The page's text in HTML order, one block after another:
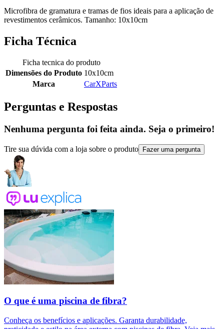
Microfibra de gramatura e tramas de fios ideais para a aplicação de
revestimentos cerâmicos. Tamanho: 10x10cm
Ficha Técnica
Ficha tecnica do produto
Dimensões do Produto 10x10cm
Marca
CarXParts
Perguntas e Respostas
Nenhuma pergunta foi feita ainda. Seja o primeiro!
Tire sua dúvida com a loja sobre o produto Fazer uma pergunta
O que é uma piscina de fibra?
Conheça os benefícios e aplicações. Garanta durabilidade,